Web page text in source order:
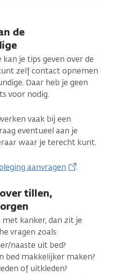
de
je tips geven over de
zelf contact opnemen
Daar heb je geen
voor nodig.
vaak bij een
eventueel aan je
waar je terecht kunt.
aanvragen .
tillen,
kanker, dan zit je
vragen zoals:
naaste uit bed?
bed makkelijker maken?
of uitkleden?